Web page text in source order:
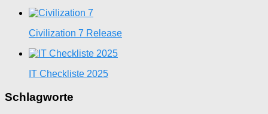
Civilization 7 Release
IT Checkliste 2025
Schlagworte